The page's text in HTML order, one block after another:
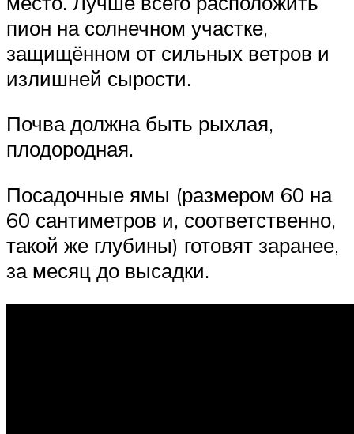
пион на солнечном участке,
защищённом от сильных ветров и
излишней сырости.
Почва должна быть рыхлая,
плодородная.
Посадочные ямы (размером 60 на
60 сантиметров и, соответственно,
такой же глубины) готовят заранее,
за месяц до высадки.